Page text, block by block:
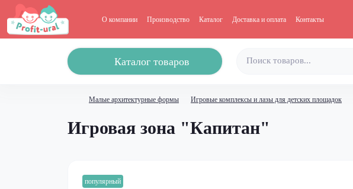
О компании Производство Каталог Доставка и оплата Контакты
Каталог товаров
Малые архитектурные формы Игровые комплексы и лазы для детских площадок
Игровая зона "Капитан"
популярный